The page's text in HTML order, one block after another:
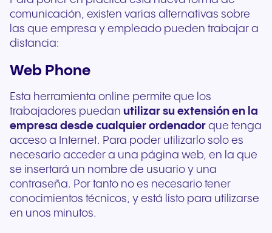
comunicación, existen varias alternativas sobre
las que empresa y empleado pueden trabajar a
distancia:
Web Phone
Esta herramienta online permite que los
trabajadores puedan utilizar su extensión en la
empresa desde cualquier ordenador que tenga
acceso a Internet. Para poder utilizarlo solo es
necesario acceder a una página web, en la que
se insertará un nombre de usuario y una
contraseña. Por tanto no es necesario tener
conocimientos técnicos, y está listo para utilizarse
en unos minutos.